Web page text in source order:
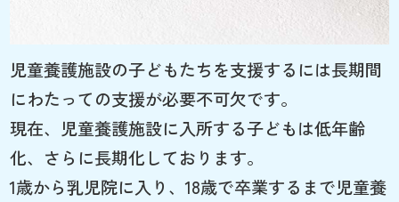
児童養護施設の子どもたちを支援するには長期間
にわたっての支援が必要不可欠です。
現在、児童養護施設に入所する子どもは低年齢
化、さらに長期化しております。
1歳から乳児院に入り、18歳で卒業するまで児童養